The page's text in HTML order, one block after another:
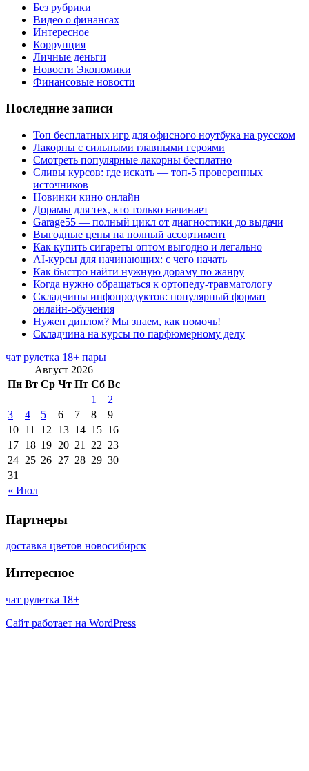
Без рубрики
Видео о финансах
Интересное
Коррупция
Личные деньги
Новости Экономики
Финансовые новости
Последние записи
Топ бесплатных игр для офисного ноутбука на русском
Лакорны с сильными главными героями
Смотреть популярные лакорны бесплатно
Сливы курсов: где искать — топ-5 проверенных
источников
Новинки кино онлайн
Дорамы для тех, кто только начинает
Garage55 — полный цикл от диагностики до выдачи
Выгодные цены на полный ассортимент
Как купить сигареты оптом выгодно и легально
AI-курсы для начинающих: с чего начать
Как быстро найти нужную дораму по жанру
Когда нужно обращаться к ортопеду-травматологу
Складчины инфопродуктов: популярный формат
онлайн-обучения
Нужен диплом? Мы знаем, как помочь!
Складчина на курсы по парфюмерному делу
чат рулетка 18+ пары
Август 2026
Пн Вт Ср Чт Пт Сб Вс
« Июл
1
2
3
4 5 6 7 8
9
10 11 12 13 14 15 16
17 18 19 20 21 22 23
24 25 26 27 28 29 30
31
Партнеры
доставка цветов новосибирск
Интересное
чат рулетка 18+
Сайт работает на WordPress